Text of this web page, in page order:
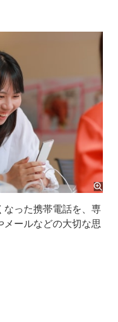
った携帯電話を、専
メールなどの大切な思